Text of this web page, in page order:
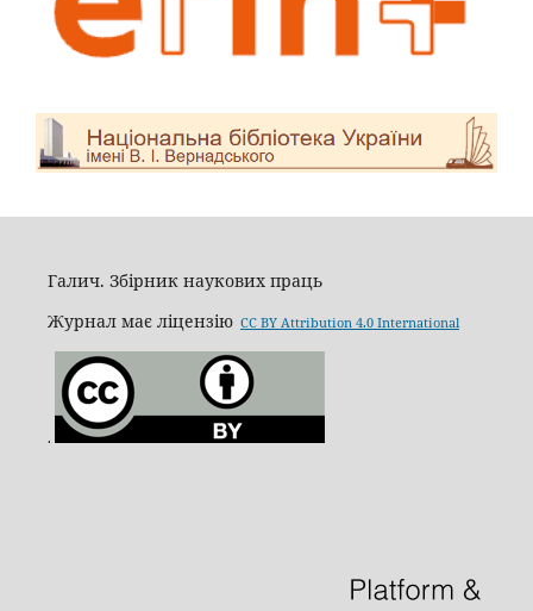
Галич. Збірник наукових праць
Журнал має ліцензію CC BY Attribution 4.0 International
.